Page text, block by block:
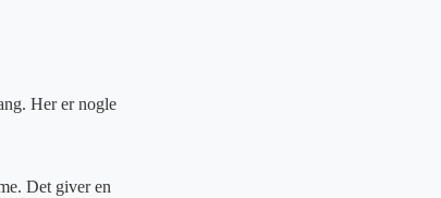
Her er nogle
Det giver en